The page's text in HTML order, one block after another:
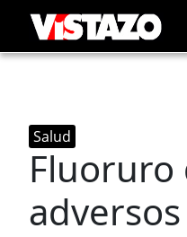
Salud
Fluoruro